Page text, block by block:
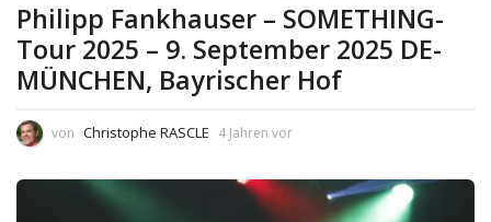
Philipp Fankhauser – SOMETHING-
Tour 2025 – 9. September 2025 DE-
MÜNCHEN, Bayrischer Hof
von Christophe RASCLE 4 Jahren vor